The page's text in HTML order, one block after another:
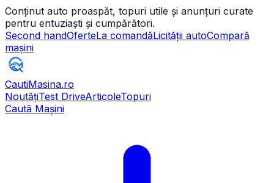
Conținut auto proaspăt, topuri utile și anunțuri curate
pentru entuziaști și cumpărători.
Second handOferteLa comandăLicității autoCompară
mașini
CautiMasina.ro
NoutățiTest DriveArticoleTopuri
Caută Mașini